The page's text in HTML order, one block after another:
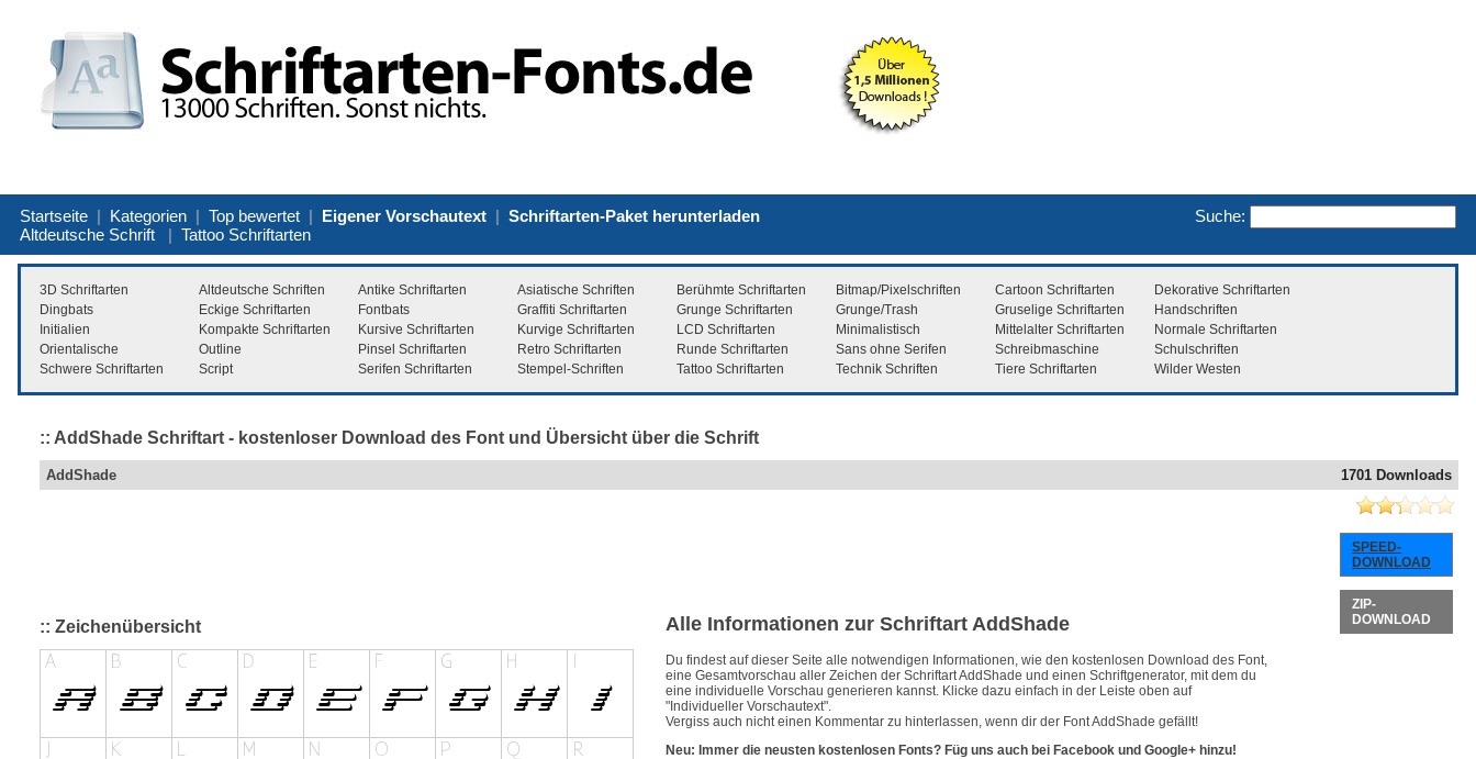
Suche:
Startseite | Kategorien | Top bewertet | Eigener Vorschautext | Schriftarten-Paket herunterladen
Altdeutsche Schrift | Tattoo Schriftarten
3D Schriftarten Altdeutsche Schriften Antike Schriftarten Asiatische Schriften Berühmte Schriftarten Bitmap/Pixelschriften Cartoon Schriftarten
Dekorative Schriftarten
Dingbats
Eckige Schriftarten Fontbats Graffiti Schriftarten Grunge Schriftarten Grunge/Trash Gruselige Schriftarten
Handschriften
Initialien
Kompakte Schriftarten Kursive Schriftarten Kurvige Schriftarten LCD Schriftarten Minimalistisch Mittelalter Schriftarten
Normale Schriftarten
Orientalische
Outline Pinsel Schriftarten Retro Schriftarten Runde Schriftarten Sans ohne Serifen Schreibmaschine
Schulschriften
Schwere Schriftarten
Script Serifen Schriftarten Stempel-Schriften Tattoo Schriftarten Technik Schriften Tiere Schriftarten Wilder Westen
:: AddShade Schriftart - kostenloser Download des Font und Übersicht über die Schrift
1701 Downloads
AddShade
SPEED-
DOWNLOAD
ZIP-
DOWNLOAD
:: Zeichenübersicht Alle Informationen zur Schriftart AddShade
Du findest auf dieser Seite alle notwendigen Informationen, wie den kostenlosen Download des Font,
eine Gesamtvorschau aller Zeichen der Schriftart AddShade und einen Schriftgenerator, mit dem du
eine individuelle Vorschau generieren kannst. Klicke dazu einfach in der Leiste oben auf
"Individueller Vorschautext".
Vergiss auch nicht einen Kommentar zu hinterlassen, wenn dir der Font AddShade gefällt!
Neu: Immer die neusten kostenlosen Fonts? Füg uns auch bei Facebook und Google+ hinzu!